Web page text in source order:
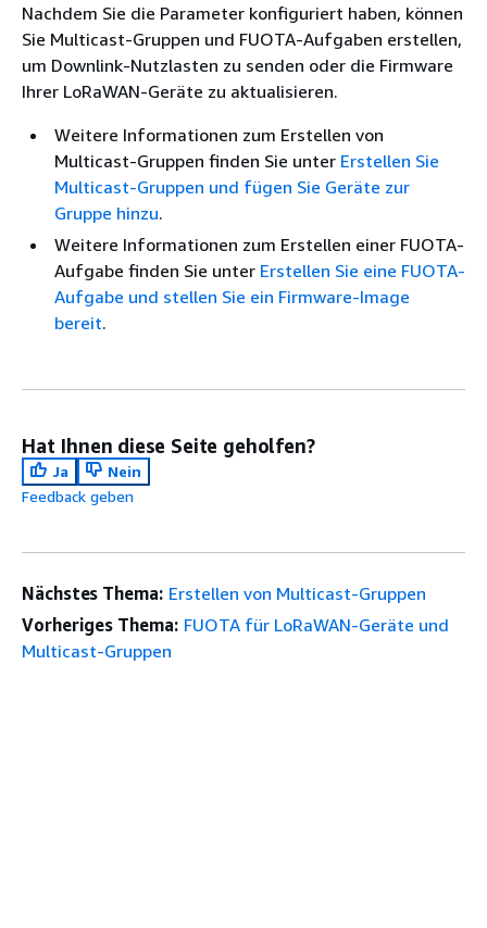
Nachdem Sie die Parameter konfiguriert haben, können
Sie Multicast-Gruppen und FUOTA-Aufgaben erstellen,
um Downlink-Nutzlasten zu senden oder die Firmware
Ihrer LoRaWAN-Geräte zu aktualisieren.
Weitere Informationen zum Erstellen von
Multicast-Gruppen finden Sie unter Erstellen Sie
Multicast-Gruppen und fügen Sie Geräte zur
Gruppe hinzu.
Weitere Informationen zum Erstellen einer FUOTA-
Aufgabe finden Sie unter Erstellen Sie eine FUOTA-
Aufgabe und stellen Sie ein Firmware-Image
bereit.
Hat Ihnen diese Seite geholfen?
Ja
Nein
Feedback geben
Nächstes Thema: Erstellen von Multicast-Gruppen
Vorheriges Thema: FUOTA für LoRaWAN-Geräte und
Multicast-Gruppen